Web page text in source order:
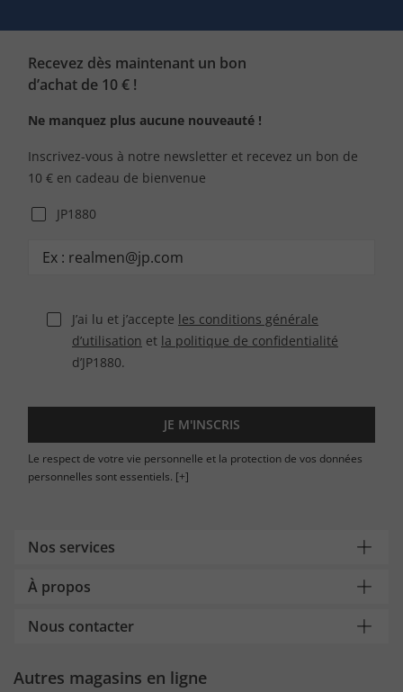
Recevez dès maintenant un bon
d’achat de 10 € !
Ne manquez plus aucune nouveauté !
Inscrivez-vous à notre newsletter et recevez un bon de
10 € en cadeau de bienvenue
JP1880
J’ai lu et j’accepte les conditions générale
d’utilisation et la politique de confidentialité
d’JP1880.
JE M'INSCRIS
Le respect de votre vie personnelle et la protection de vos données
personnelles sont essentiels. [+]
Nos services
À propos
Nous contacter
Autres magasins en ligne